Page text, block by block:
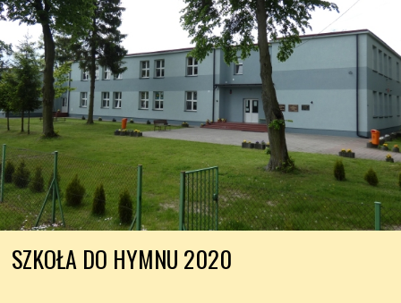
SZKOŁA DO HYMNU 2020